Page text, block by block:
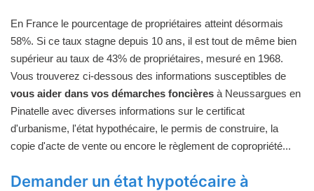
En France le pourcentage de propriétaires atteint désormais
58%. Si ce taux stagne depuis 10 ans, il est tout de même bien
supérieur au taux de 43% de propriétaires, mesuré en 1968.
Vous trouverez ci-dessous des informations susceptibles de
vous aider dans vos démarches foncières à Neussargues en
Pinatelle avec diverses informations sur le certificat
d'urbanisme, l'état hypothécaire, le permis de construire, la
copie d'acte de vente ou encore le règlement de copropriété...
Demander un état hypotécaire à